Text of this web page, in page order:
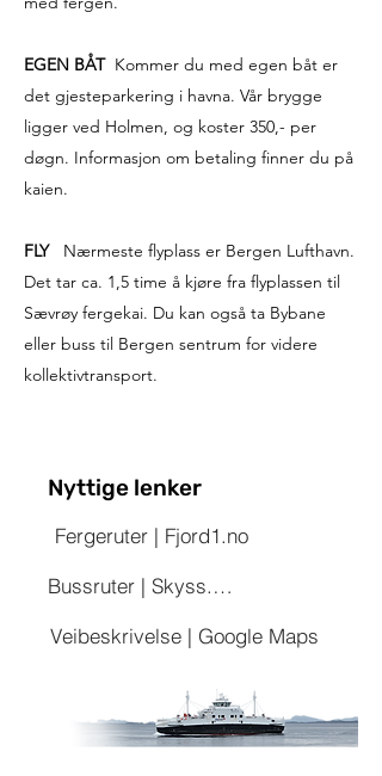
EGEN BÅTKommer du med egen båt er
det gjesteparkering i havna. Vår brygge
ligger ved Holmen, og koster 350,- per
døgn. Informasjon om betaling finner du på
kaien.
FLY
Nærmeste flyplass er Bergen Lufthavn.
Det tar ca. 1,5 time å kjøre fra flyplassen til
Sævrøy fergekai. Du kan også ta Bybane
eller buss til Bergen sentrum for videre
kollektivtransport.
Nyttige lenker
Fergeruter | Fjord1.no
Bussruter | Skyss.no
Veibeskrivelse | Google Maps